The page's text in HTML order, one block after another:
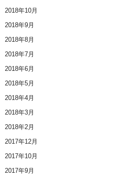
2018年10月
2018年9月
2018年8月
2018年7月
2018年6月
2018年5月
2018年4月
2018年3月
2018年2月
2017年12月
2017年10月
2017年9月